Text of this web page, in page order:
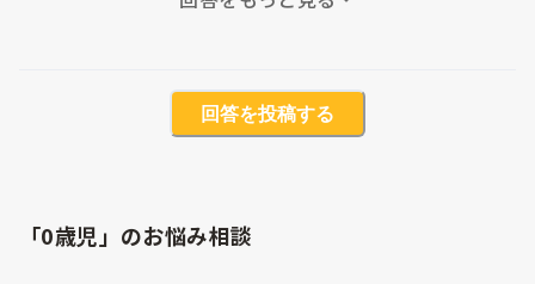
回答を投稿する
「0歳児」のお悩み相談